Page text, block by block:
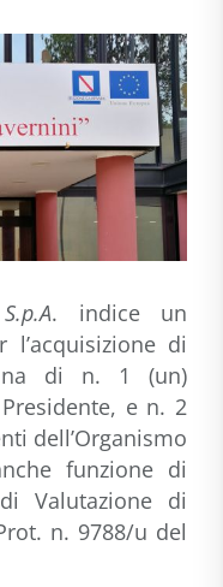
. indice un
di
di n. 1 (un)
e n. 2
dell’Organismo
funzione di
Valutazione di
n. 9788/u del